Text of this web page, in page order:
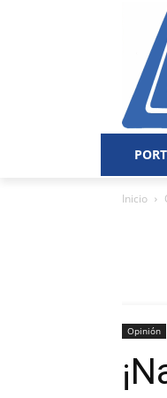
Inicio
Opinión